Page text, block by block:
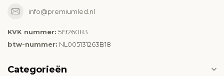
info@premiumled.nl
KVK nummer: 51926083
btw-nummer: NL005131263B18
Categorieën